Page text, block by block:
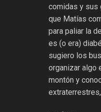
comidas y sus
que Matías
para paliar la
es (o era)
sugiero los
organizar algo
montón y